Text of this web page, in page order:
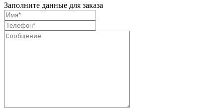
Заполните данные для заказа